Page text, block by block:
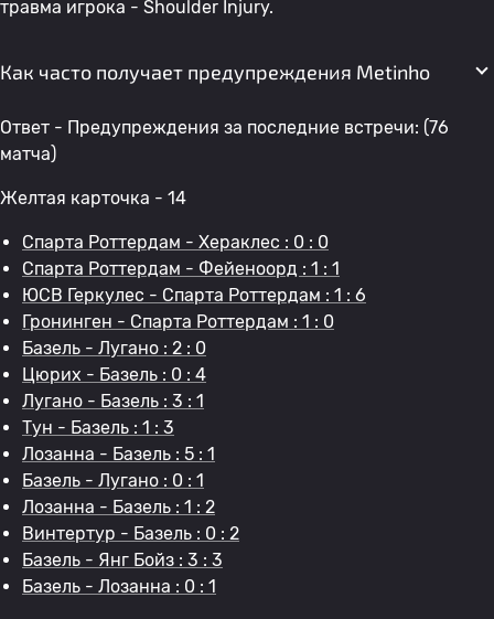
травма игрока - Shoulder Injury.
Как часто получает предупреждения Metinho
Ответ - Предупреждения за последние встречи: (76
матча)
Желтая карточка - 14
Спарта Роттердам - Хераклес : 0 : 0
Спарта Роттердам - Фейеноорд : 1 : 1
ЮСВ Геркулес - Спарта Роттердам : 1 : 6
Гронинген - Спарта Роттердам : 1 : 0
Базель - Лугано : 2 : 0
Цюрих - Базель : 0 : 4
Лугано - Базель : 3 : 1
Тун - Базель : 1 : 3
Лозанна - Базель : 5 : 1
Базель - Лугано : 0 : 1
Лозанна - Базель : 1 : 2
Винтертур - Базель : 0 : 2
Базель - Янг Бойз : 3 : 3
Базель - Лозанна : 0 : 1